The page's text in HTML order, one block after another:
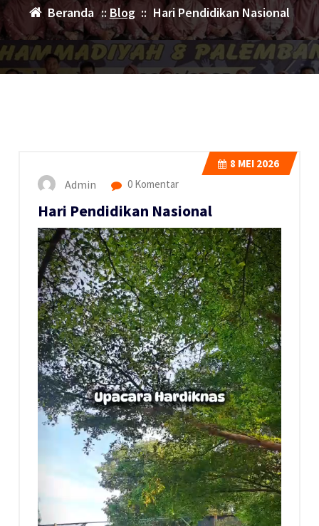
Beranda :: Blog:: Hari Pendidikan Nasional
8 MEI 2026
Admin 0 Komentar
Hari Pendidikan Nasional